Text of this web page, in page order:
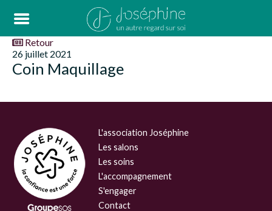
Retour
26 juillet 2021
Coin Maquillage
L'association Joséphine
Les salons
Les soins
L'accompagnement
S'engager
Contact